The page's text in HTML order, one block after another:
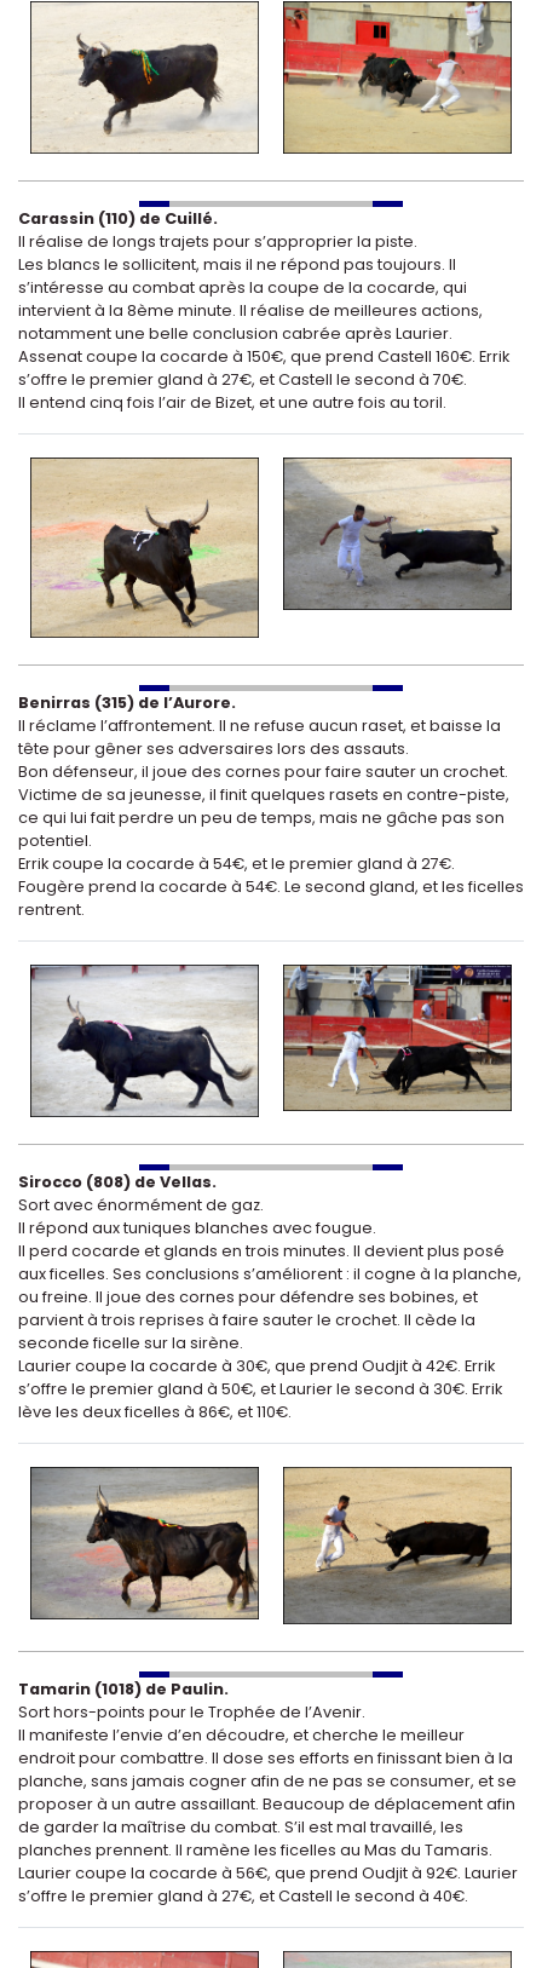
Carassin (110) de Cuillé.
Il réalise de longs trajets pour s’approprier la piste.
Les blancs le sollicitent, mais il ne répond pas toujours. Il
s’intéresse au combat après la coupe de la cocarde, qui
intervient à la 8ème minute. Il réalise de meilleures actions,
notamment une belle conclusion cabrée après Laurier.
Assenat coupe la cocarde à 150€, que prend Castell 160€. Errik
s’offre le premier gland à 27€, et Castell le second à 70€.
Il entend cinq fois l’air de Bizet, et une autre fois au toril.
Benirras (315) de l’Aurore.
Il réclame l’affrontement. Il ne refuse aucun raset, et baisse la
tête pour gêner ses adversaires lors des assauts.
Bon défenseur, il joue des cornes pour faire sauter un crochet.
Victime de sa jeunesse, il finit quelques rasets en contre-piste,
ce qui lui fait perdre un peu de temps, mais ne gâche pas son
potentiel.
Errik coupe la cocarde à 54€, et le premier gland à 27€.
Fougère prend la cocarde à 54€. Le second gland, et les ficelles
rentrent.
Sirocco (808) de Vellas.
Sort avec énormément de gaz.
Il répond aux tuniques blanches avec fougue.
Il perd cocarde et glands en trois minutes. Il devient plus posé
aux ficelles. Ses conclusions s’améliorent : il cogne à la planche,
ou freine. Il joue des cornes pour défendre ses bobines, et
parvient à trois reprises à faire sauter le crochet. Il cède la
seconde ficelle sur la sirène.
Laurier coupe la cocarde à 30€, que prend Oudjit à 42€. Errik
s’offre le premier gland à 50€, et Laurier le second à 30€. Errik
lève les deux ficelles à 86€, et 110€.
Tamarin (1018) de Paulin.
Sort hors-points pour le Trophée de l’Avenir.
Il manifeste l’envie d’en découdre, et cherche le meilleur
endroit pour combattre. Il dose ses efforts en finissant bien à la
planche, sans jamais cogner afin de ne pas se consumer, et se
proposer à un autre assaillant. Beaucoup de déplacement afin
de garder la maîtrise du combat. S’il est mal travaillé, les
planches prennent. Il ramène les ficelles au Mas du Tamaris.
Laurier coupe la cocarde à 56€, que prend Oudjit à 92€. Laurier
s’offre le premier gland à 27€, et Castell le second à 40€.